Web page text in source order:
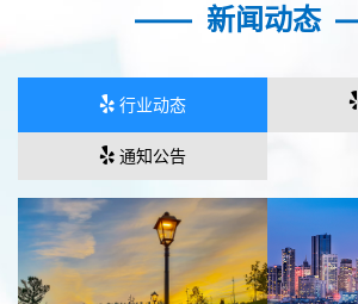
留言建议
招贤纳士
—— 新闻动态
行业动态
通知公告